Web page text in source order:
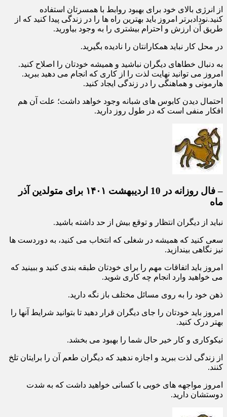
از انرژی بالای خود برای بهبود روابط با همسرتان استفاده
کنید.نودادبرتر امروز باید بهترین راه ها را در زندگی پیدا کنید که از
طریق آن ارزش و احترام بیشتری را به وجود بیاورید.
در محل کار نباید همکارانتان را نادیده بگیرید.
به دنبال خطاهای دیگران نباشید و همیشه خودتان را اصلاح کنید.
امروز می توانید نهایت لذت را از کاری که انجام می دهید ببرید.
هارمونی و هماهنگی را در زندگی ایجاد کنید.
احتمال دیدن کابوس های شبانه وجود خواهد داشت؛ علت آن هم
افکار منفی است که در طول روز دارید.
– فال روزانه در 10 اردیبهشت ۱۴۰۱ برای متولدین آذر
ماه
نباید از دیگران انتظار و توقع بیش از حد داشته باشید.
سعی کنید که همیشه در شغلی که انتخاب می کنید، به دوردست ها
نیز نگاهی بیندازید.
امروز باید اتفاقات مهم را برای خودتان طبقه بندی کنید و ببینید که
می خواهید وارد انجام چه کاری شوید.
ذهن خود را به روی مسائل مختلف باز نگه دارید.
امروز باید خودتان را جای دیگران قرار دهید تا بتوانید شرایط آنها را
بهتر درک کنید.
نیکوکاری و کار خیر حال شما را بهبود می بخشد.
از زندگی لذت ببرید و اجازه ندهید که دیگران طعم آن را برایتان تلخ
کنند.
امروز مواجهه های خوبی با کسانی خواهید داشت که به شدت
دوستشان دارید.